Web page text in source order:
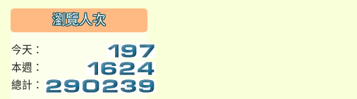
瀏覽人次
今天：
本週：
總計：